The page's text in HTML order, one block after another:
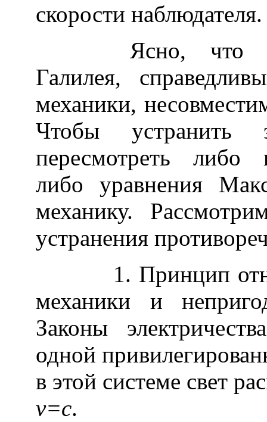
скорости наблюдателя.
Ясно, что
Галилея,
механики,
Чтобы устранить
пересмотреть либо
либо уравнения
механику.
устранения
1. Принцип
механики и
Законы
одной
в этой системе свет
v=c.